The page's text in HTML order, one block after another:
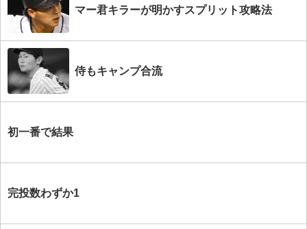
マー君キラーが明かすスプリット攻略法
侍もキャンプ合流
初一番で結果
完投数わずか1